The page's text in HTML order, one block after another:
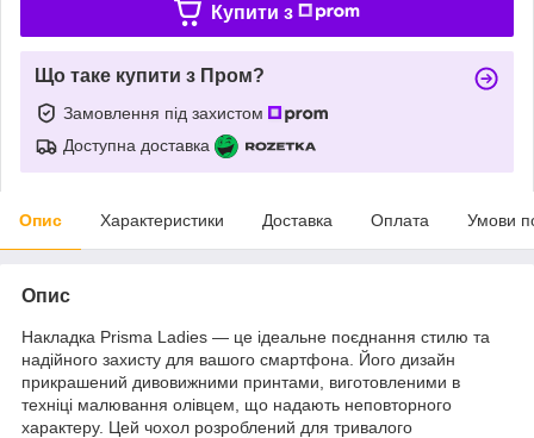
Купити з
Що таке купити з Пром?
Замовлення під захистом
Доступна доставка
Опис Характеристики Доставка Оплата Умови
Опис
Накладка Prisma Ladies — це ідеальне поєднання стилю та
надійного захисту для вашого смартфона. Його дизайн
прикрашений дивовижними принтами, виготовленими в
техніці малювання олівцем, що надають неповторного
характеру. Цей чохол розроблений для тривалого